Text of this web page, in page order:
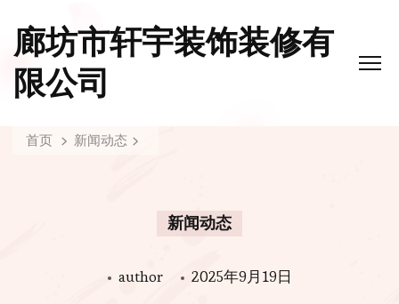
廊坊市轩宇装饰装修有
限公司
首页 新闻动态
新闻动态
author 2025年9月19日